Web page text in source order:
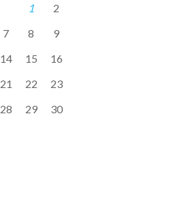
1
2
7 8
9
14 15
16
21 22
23
28 29
30